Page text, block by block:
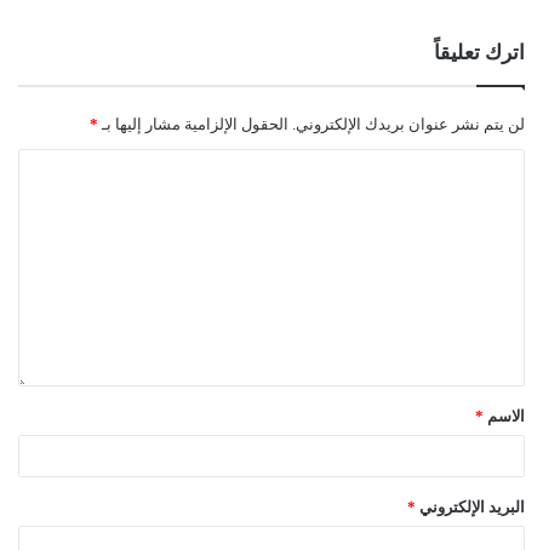
اترك تعليقاً
لن يتم نشر عنوان بريدك الإلكتروني. الحقول الإلزامية مشار إليها بـ *
الاسم *
البريد الإلكتروني *